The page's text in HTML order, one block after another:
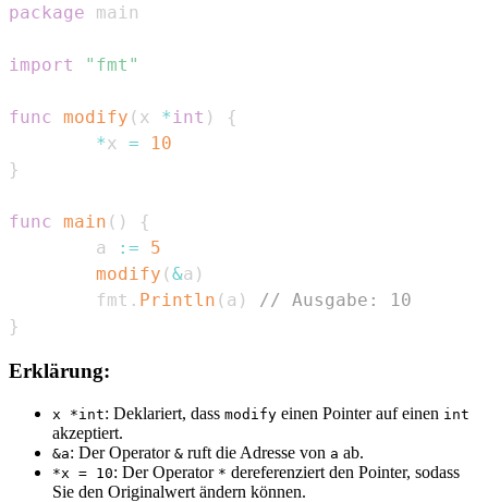
package
import "fmt"
func modify ( x * int )
{
*x =
10
}
func main ( )
{
        a
:=
5
modify (&a )
        fmt
. Println ( a )
// Ausgabe: 10
}
Erklärung:
x *int: Deklariert, dass modify einen Pointer auf einen int
akzeptiert.
&a: Der Operator & ruft die Adresse von a ab.
*x = 10: Der Operator * dereferenziert den Pointer, sodass
Sie den Originalwert ändern können.